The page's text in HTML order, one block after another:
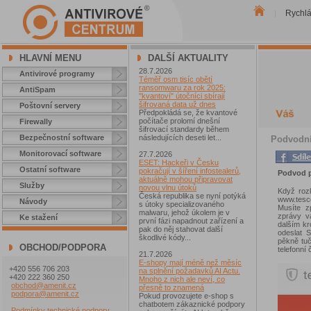
HLAVNÍ MENU
Antivirové programy
AntiSpam
Poštovní servery
Firewally
Bezpečnostní software
Monitorovací software
Ostatní software
Služby
Návody
Ke stažení
OBCHOD/PODPORA
+420 556 706 203
+420 222 360 250
obchod@amenit.cz
podpora@amenit.cz
DALŠÍ AKTUALITY
28.7.2026
Téměř osm tisíc obětí
ransomwaru za rok 2025:
"kvantoví" útočníci sbírají
šifrovaná data už dnes
Předpokládá se, že kvantové
počítače prolomí dnešní
šifrovací standardy během
následujících deseti let...
27.7.2026
ESET: Hackeři v Česku
pokračují v šíření infostealerů,
aktuálně mohou připravovat
novou vlnu útoků
Česká republika se nyní potýká
s útoky specializovaného
malwaru, jehož úkolem je v
první fázi napadnout zařízení a
pak do něj stahovat další
škodlivé kódy...
21.7.2026
E-shopy mají méně než měsíc
na splnění požadavků AI Actu.
Mnoho z nich ale neví, co
přesně to znamená
Pokud provozujete e-shop s
chatbotem zákaznické podpory
Podvod
Když
Musíte
zprávy
dalším
odeslat
pěkně
telefonní